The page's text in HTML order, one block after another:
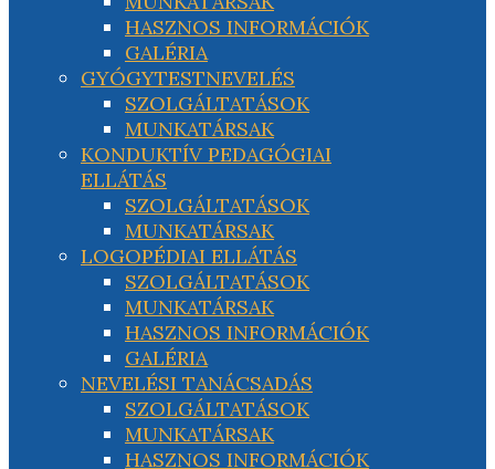
HASZNOS INFORMÁCIÓK
GALÉRIA
GYÓGYTESTNEVELÉS
SZOLGÁLTATÁSOK
MUNKATÁRSAK
KONDUKTÍV PEDAGÓGIAI
ELLÁTÁS
SZOLGÁLTATÁSOK
MUNKATÁRSAK
LOGOPÉDIAI ELLÁTÁS
SZOLGÁLTATÁSOK
MUNKATÁRSAK
HASZNOS INFORMÁCIÓK
GALÉRIA
NEVELÉSI TANÁCSADÁS
SZOLGÁLTATÁSOK
MUNKATÁRSAK
HASZNOS INFORMÁCIÓK